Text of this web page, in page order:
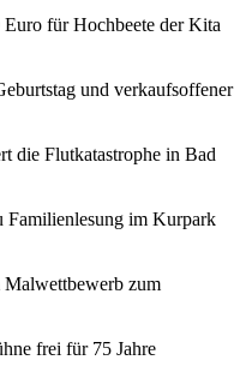
für Hochbeete der Kita
und verkaufsoffener
die Flutkatastrophe in Bad
Familienlesung im Kurpark
zum
frei für 75 Jahre